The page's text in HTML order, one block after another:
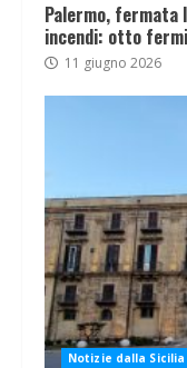
Palermo, fermata
incendi: otto fermi
11 giugno 2026
Notizie dalla Sicilia